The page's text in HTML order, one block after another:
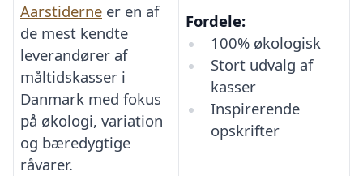
Aarstiderne er en af
de mest kendte
leverandører af
måltidskasser i
Danmark med fokus
på økologi, variation
og bæredygtige
råvarer.
Fordele:
100% økologisk
Stort udvalg af
kasser
Inspirerende
opskrifter